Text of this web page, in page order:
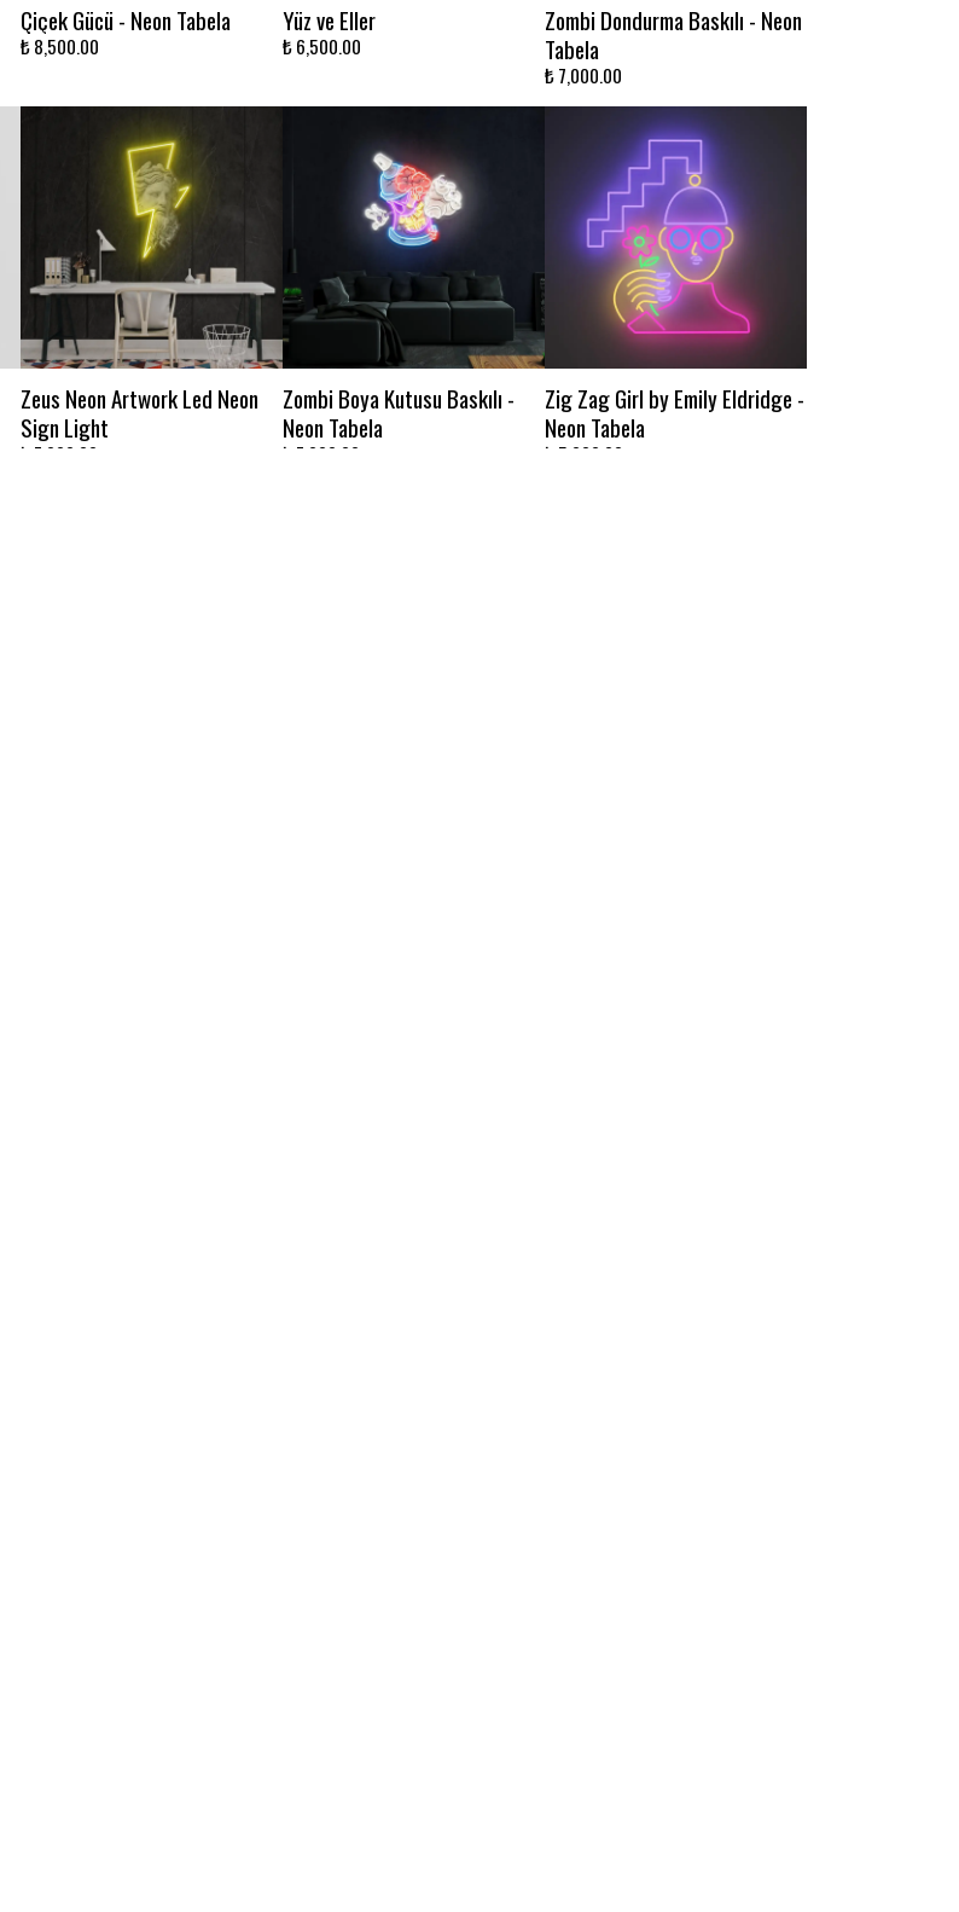
Çiçek Gücü - Neon Tabela
₺ 8,500.00
Yüz ve Eller
₺ 6,500.00
Zombi Dondurma Baskılı - Neon
Tabela
₺ 7,000.00
Zeus Neon Artwork Led Neon
Sign Light
₺ 7,000.00
Zombi Boya Kutusu Baskılı -
Neon Tabela
₺ 7,000.00
Zig Zag Girl by Emily Eldridge -
Neon Tabela
₺ 5,000.00